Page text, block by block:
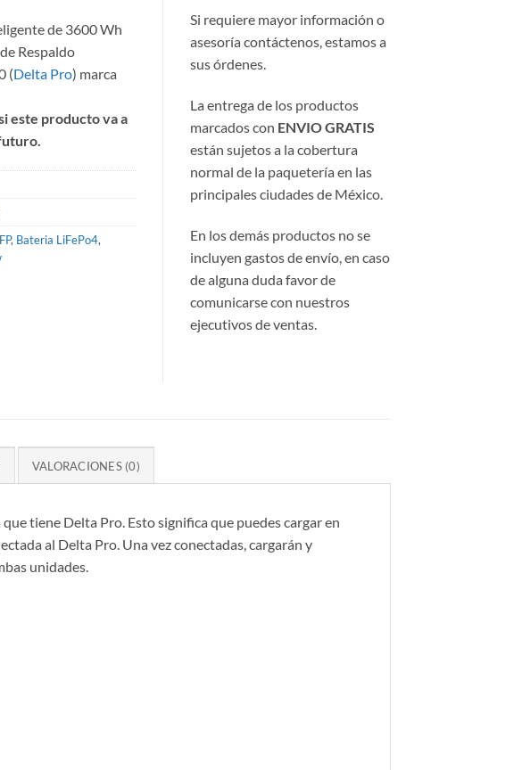
de 3600 Wh
Respaldo
(Delta Pro) marca
este producto va a
, Bateria LiFePo4,
Si requiere mayor información o
asesoría contáctenos, estamos a
sus órdenes.
La entrega de los productos
marcados con ENVIO GRATIS
están sujetos a la cobertura
normal de la paquetería en las
principales ciudades de México.
En los demás productos no se
incluyen gastos de envío, en caso
de alguna duda favor de
comunicarse con nuestros
ejecutivos de ventas.
VALORACIONES (0)
tiene Delta Pro. Esto significa que puedes cargar en
al Delta Pro. Una vez conectadas, cargarán y
unidades.